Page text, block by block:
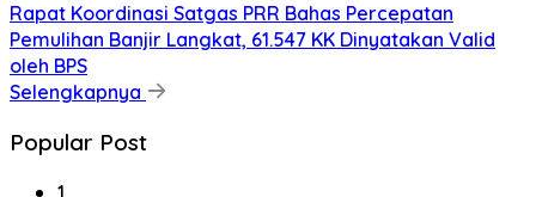
Rapat Koordinasi Satgas PRR Bahas Percepatan
Pemulihan Banjir Langkat, 61.547 KK Dinyatakan Valid
oleh BPS
Selengkapnya
Popular Post
1